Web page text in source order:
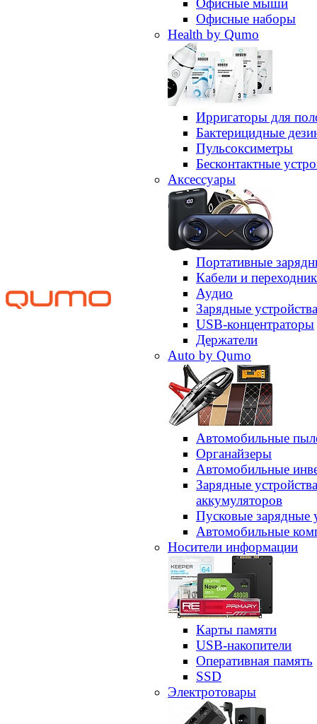
Офисные мыши
Офисные наборы
Health by Qumo
Ирригаторы для
Бактерицидные
Пульсоксиметры
Бесконтактные
Аксессуары
Портативные
Кабели и
Аудио
Зарядные устройства
USB-концентраторы
Держатели
Auto by Qumo
Автомобильные
Органайзеры
Автомобильные
Зарядные
аккумуляторов
Пусковые зарядные
Автомобильные
Носители информации
Карты памяти
USB-накопители
Оперативная память
SSD
Электротовары